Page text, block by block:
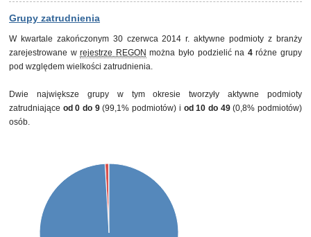
własności zagranicznej
Grupy zatrudnienia
W kwartale zakończonym 30 czerwca 2014 r. aktywne podmioty z branży
zarejestrowane wrejestrze REGON można było podzielić na 4różne grupy
pod względem wielkości zatrudnienia.
Dwie największe grupy w tym okresie tworzyły aktywne podmioty
zatrudniające od 0 do 9(99,1% podmiotów) i od 10 do 49(0,8% podmiotów)
osób.